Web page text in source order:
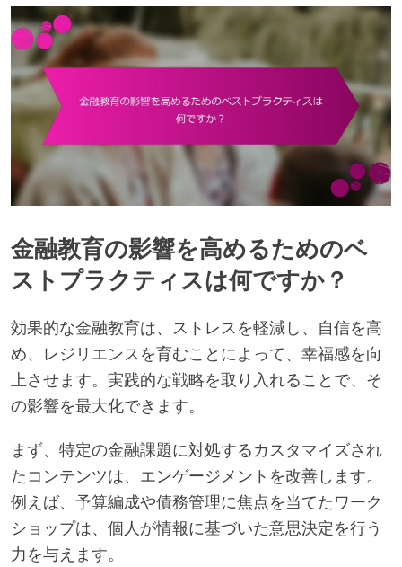
金融教育の影響を高めるためのベ
ストプラクティスは何ですか？
効果的な金融教育は、ストレスを軽減し、自信を高
め、レジリエンスを育むことによって、幸福感を向
上させます。実践的な戦略を取り入れることで、そ
の影響を最大化できます。
まず、特定の金融課題に対処するカスタマイズされ
たコンテンツは、エンゲージメントを改善します。
例えば、予算編成や債務管理に焦点を当てたワーク
ショップは、個人が情報に基づいた意思決定を行う
力を与えます。